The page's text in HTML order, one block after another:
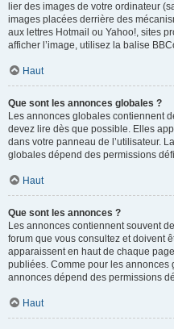
lier des images de votre ordinateur
images placées derrière des
aux lettres Hotmail ou Yahoo!, sites
afficher l’image, utilisez la balise
Haut
Que sont les annonces globales ?
Les annonces globales contiennent
devez lire dès que possible. Elles
dans votre panneau de l’utilisateur.
globales dépend des permissions
Haut
Que sont les annonces ?
Les annonces contiennent souvent
forum que vous consultez et doivent
apparaissent en haut de chaque
publiées. Comme pour les
annonces dépend des permissions
Haut